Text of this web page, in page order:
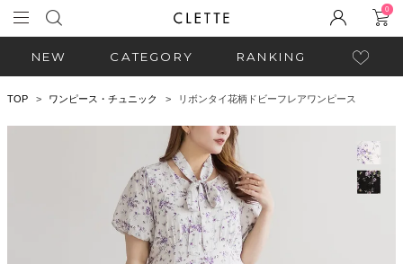
0
NEW CATEGORY RANKING
TOP ワンピース・チュニック リボンタイ花柄ドビーフレアワンピース